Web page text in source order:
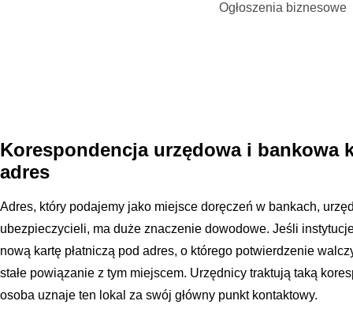
Ogłoszenia biznesowe
Korespondencja urzędowa i bankowa
adres
Adres, który podajemy jako miejsce doręczeń w bankach,
ubezpieczycieli, ma duże znaczenie dowodowe. Jeśli
nową kartę płatniczą pod adres, o którego potwierdzenie
stałe powiązanie z tym miejscem. Urzędnicy traktują taką
osoba uznaje ten lokal za swój główny punkt kontaktowy.